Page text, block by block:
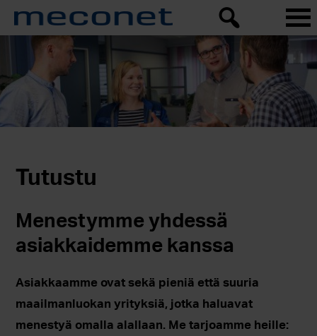
Tutustu
Menestymme yhdessä
asiakkaidemme kanssa
Asiakkaamme ovat sekä pieniä että suuria
maailmanluokan yrityksiä, jotka haluavat
menestyä omalla alallaan. Me tarjoamme heille: